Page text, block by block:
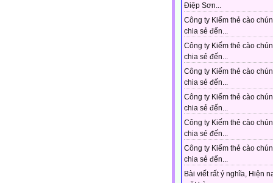
Điệp Sơn...
Công ty Kiếm thẻ cào
chia sẻ đến...
Công ty Kiếm thẻ cào
chia sẻ đến...
Công ty Kiếm thẻ cào
chia sẻ đến...
Công ty Kiếm thẻ cào
chia sẻ đến...
Công ty Kiếm thẻ cào
chia sẻ đến...
Công ty Kiếm thẻ cào
chia sẻ đến...
Bài viết rất ý nghĩa, Hiện